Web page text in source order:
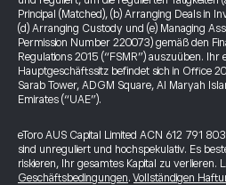
Principal (Matched), (b) Arranging Deals in
(d) Arranging Custody und (e) Managing
Permission Number 220073) gemäß den
Regulations 2015 (“FSMR”) auszuüben. Ihr
Hauptgeschäftssitz befindet sich in Office
Sarab Tower, ADGM Square, Al Maryah
Emirates (“UAE”).
eToro AUS Capital Limited ACN 612 791
sind unreguliert und hochspekulativ. Es
riskieren, Ihr gesamtes Kapital zu verlieren.
Geschäftsbedingungen.Vollständigen